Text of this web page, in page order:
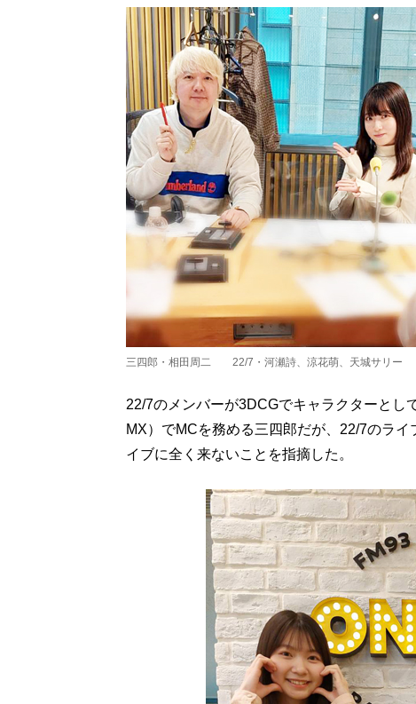
三四郎・相田周二 22/7・河瀬詩、涼花萌、天城サリー
22/7のメンバーが3DCGでキャラクターとし
MX）でMCを務める三四郎だが、22/7のラ
イブに全く来ないことを指摘した。